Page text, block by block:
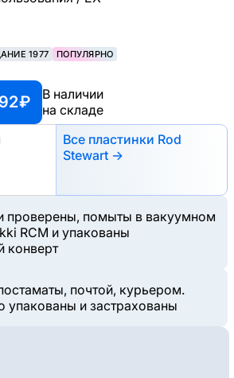
1977 ПОПУЛЯРНО
₽
В наличии
на складе
Все пластинки Rod
Stewart →
проверены, помыты в вакуумном
RCM и упакованы
конверт
почтой, курьером.
и застрахованы